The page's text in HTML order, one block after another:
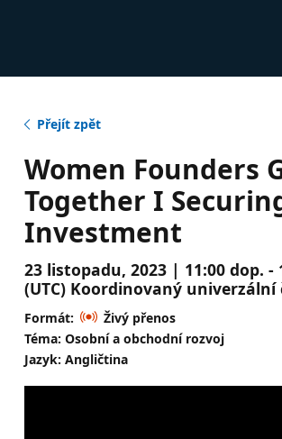
Přejít zpět
Women Founders
Together I
Investment
23 listopadu, 2023 | 11:00 dop. -
(UTC) Koordinovaný univerzální
Formát:
Živý přenos
Téma: Osobní a obchodní rozvoj
Jazyk: Angličtina